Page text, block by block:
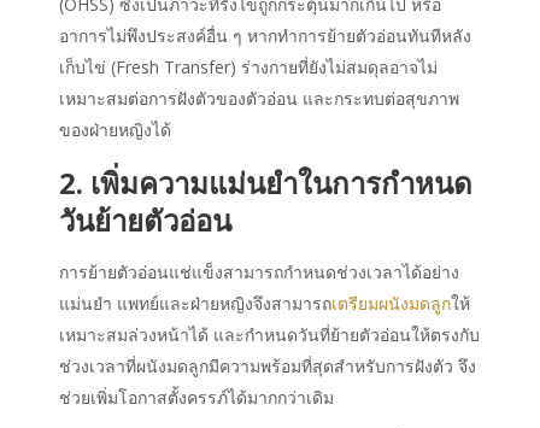
อาการไม่พึงประสงค์อื่น ๆ หากทำการย้ายตัวอ่อนทันทีหลัง
เก็บไข่ (Fresh Transfer) ร่างกายที่ยังไม่สมดุลอาจไม่
เหมาะสมต่อการฝังตัวของตัวอ่อน และกระทบต่อสุขภาพ
ของฝ่ายหญิงได้
2. เพิ่มความแม่นยำในการกำหนด
วันย้ายตัวอ่อน
การย้ายตัวอ่อนแช่แข็งสามารถกำหนดช่วงเวลาได้อย่าง
แม่นยำ แพทย์และฝ่ายหญิงจึงสามารถเตรียมผนังมดลูกให้
เหมาะสมล่วงหน้าได้ และกำหนดวันที่ย้ายตัวอ่อนให้ตรงกับ
ช่วงเวลาที่ผนังมดลูกมีความพร้อมที่สุดสำหรับการฝังตัว จึง
ช่วยเพิ่มโอกาสตั้งครรภ์ได้มากกว่าเดิม